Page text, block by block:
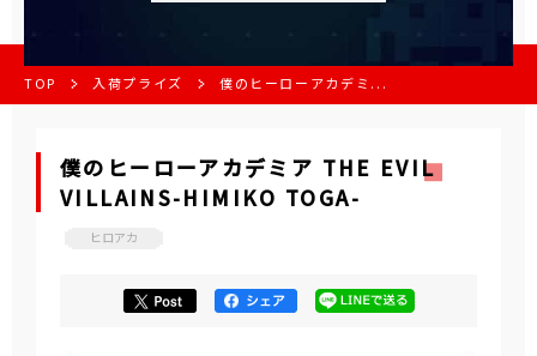
TOP 入荷プライズ 僕のヒーローアカデミ...
僕のヒーローアカデミア THE EVIL
VILLAINS-HIMIKO TOGA-
ヒロアカ